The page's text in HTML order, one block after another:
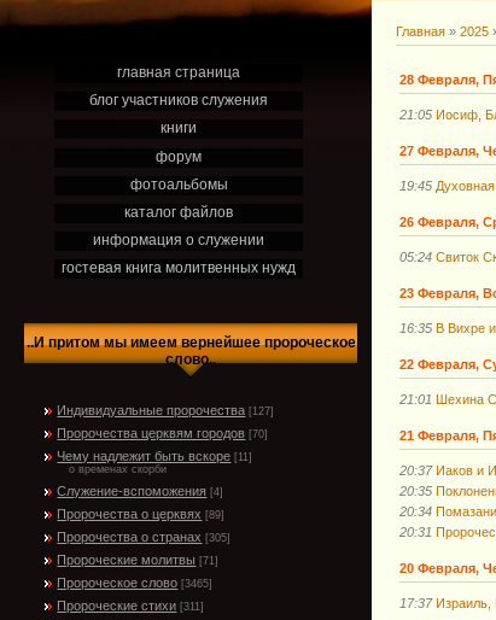
главная страница
блог участников служения
книги
форум
фотоальбомы
каталог файлов
информация о служении
гостевая книга молитвенных нужд
..И притом мы имеем вернейшее пророческое
слово..
Индивидуальные пророчества [127]
Пророчества церквям городов [70]
Чему надлежит быть вскоре [11]
о временах скорби
Служение-вспоможения [4]
Пророчества о церквях [89]
Пророчества о странах [305]
Пророческие молитвы [71]
Пророческое слово [3465]
Пророческие стихи [311]
Главная »2025
28 Февраля,
21:05 Иосиф,
27 Февраля,
19:45
26 Февраля,
05:24 Свиток
23 Февраля,
16:35 В Вихре
22 Февраля,
21:01 Шехина
21 Февраля,
20:37 Иаков и
20:35
20:34
20:31
20 Февраля,
17:37 Израиль,